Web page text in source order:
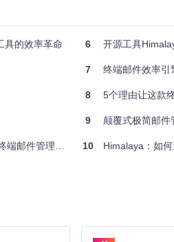
2.0授权机制则为现代邮箱服务提供了
畅，即使在资源受限的服务器环境中
件交互的方式。当大多数人还在图形
具的效率革命
管理效率倍增
6 开源工具
7 终端邮件效率引
8 5个理由让这款
9 颠覆式极简邮件
10 Himalaya：如